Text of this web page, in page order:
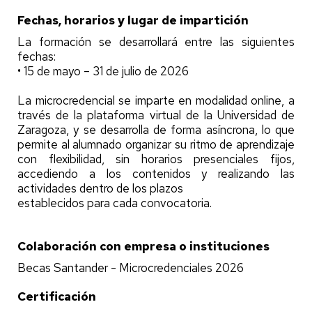
Fechas, horarios y lugar de impartición
La formación se desarrollará entre las siguientes
fechas:
• 15 de mayo – 31 de julio de 2026
La microcredencial se imparte en modalidad online, a
través de la plataforma virtual de la Universidad de
Zaragoza, y se desarrolla de forma asíncrona, lo que
permite al alumnado organizar su ritmo de aprendizaje
con flexibilidad, sin horarios presenciales fijos,
accediendo a los contenidos y realizando las
actividades dentro de los plazos
establecidos para cada convocatoria.
Colaboración con empresa o instituciones
Becas Santander - Microcredenciales 2026
Certificación